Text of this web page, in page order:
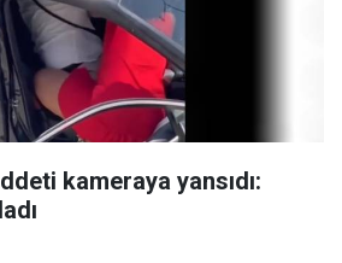
kameraya yansıdı: